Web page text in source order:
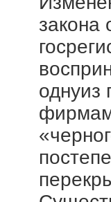
закона
однуиз